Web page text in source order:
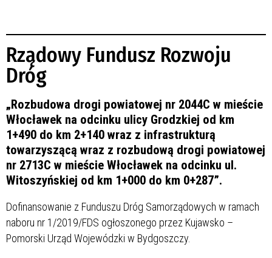
Rządowy Fundusz Rozwoju
Dróg
„Rozbudowa drogi powiatowej nr 2044C w mieście
Włocławek na odcinku ulicy Grodzkiej od km
1+490 do km 2+140 wraz z infrastrukturą
towarzyszącą wraz z rozbudową drogi powiatowej
nr 2713C w mieście Włocławek na odcinku ul.
Witoszyńskiej od km 1+000 do km 0+287”.
Dofinansowanie z Funduszu Dróg Samorządowych w ramach
naboru nr 1/2019/FDS ogłoszonego przez Kujawsko –
Pomorski Urząd Wojewódzki w Bydgoszczy.